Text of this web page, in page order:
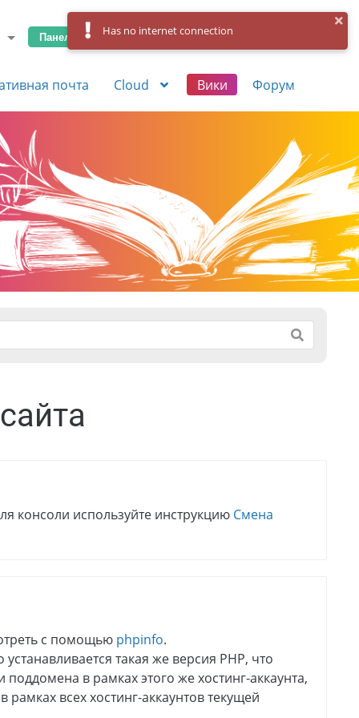
Панель управления Вход Регистрация
почта Cloud Вики Форум
консоли используйте инструкцию Смена
с помощью phpinfo.
такая же версия PHP, что
в рамках этого же хостинг-аккаунта,
всех хостинг-аккаунтов текущей
Has no internet connection